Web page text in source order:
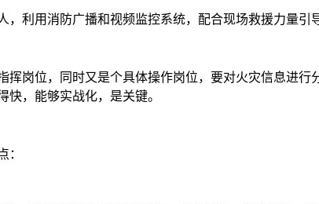
利用消防广播和视频监控系统，配合现场救援力量引
岗位，同时又是个具体操作岗位，要对火灾信息进
，能够实战化，是关键。
：